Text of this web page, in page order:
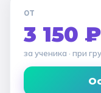
ОТ
3 150 ₽
за ученика · при